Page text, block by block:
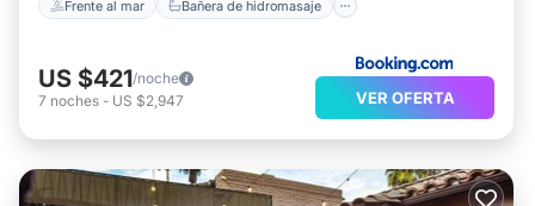
Frente al mar Bañera de hidromasaje
US $421/noche
7 noches - US $2,947 VER OFERTA